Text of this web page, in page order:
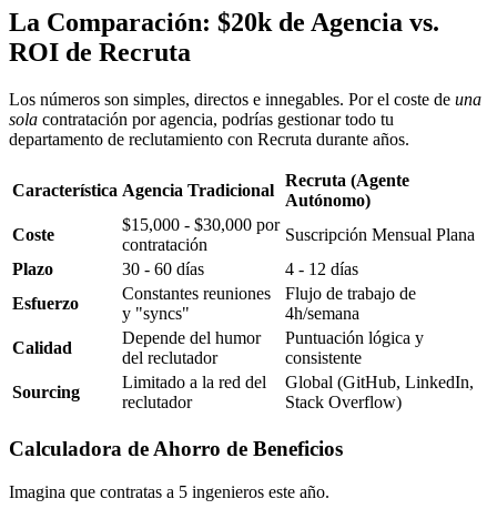
La Comparación: $20k de Agencia vs.
ROI de Recruta
Los números son simples, directos e innegables. Por el coste de una
sola contratación por agencia, podrías gestionar todo tu
departamento de reclutamiento con Recruta durante años.
Característica Agencia Tradicional
Recruta (Agente
Autónomo)
Coste
$15,000 - $30,000 por
contratación
Suscripción Mensual Plana
Plazo
30 - 60 días
4 - 12 días
Esfuerzo
Constantes reuniones
y "syncs"
Flujo de trabajo de
4h/semana
Calidad
Depende del humor
del reclutador
Puntuación lógica y
consistente
Sourcing
Limitado a la red del
reclutador
Global (GitHub, LinkedIn,
Stack Overflow)
Calculadora de Ahorro de Beneficios
Imagina que contratas a 5 ingenieros este año.